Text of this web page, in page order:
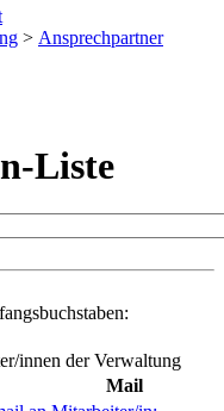
> Ansprechpartner
Liste
innen der Verwaltung
Mail